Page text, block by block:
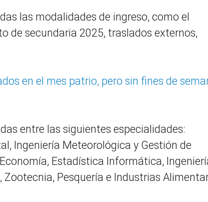
las modalidades de ingreso, como el
de secundaria 2025, traslados externos,
en el mes patrio, pero sin fines de
entre las siguientes especialidades:
Ingeniería Meteorológica y Gestión de
Estadística Informática,
Pesquería e Industrias